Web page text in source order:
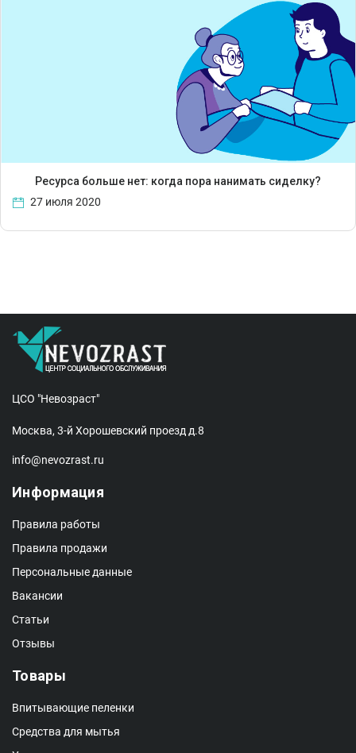
Ресурса больше нет: когда пора нанимать сиделку?
27 июля 2020
ЦСО "Невозраст"
Москва, 3-й Хорошевский проезд д.8
info@nevozrast.ru
Информация
Правила работы
Правила продажи
Персональные данные
Вакансии
Статьи
Отзывы
Товары
Впитывающие пеленки
Средства для мытья